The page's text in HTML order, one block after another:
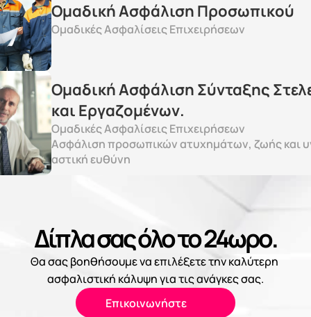
Ομαδική Ασφάλιση Προσωπικού
Ομαδικές Ασφαλίσεις Επιχειρήσεων
Ομαδική Ασφάλιση Σύνταξης
και Εργαζομένων.
Ομαδικές Ασφαλίσεις Επιχειρήσεων
Ασφάλιση προσωπικών ατυχημάτων, ζωής και
αστική ευθύνη
Δίπλα σας όλο το 24ωρο.
Θα σας βοηθήσουμε να επιλέξετε την καλύτερη
ασφαλιστική κάλυψη για τις ανάγκες σας.
Επικοινωνήστε